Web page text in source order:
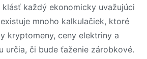
každý ekonomicky uvažujúci
mnoho kalkulačiek, ktoré
kryptomeny, ceny elektriny a
určia, či bude ťaženie zárobkové.